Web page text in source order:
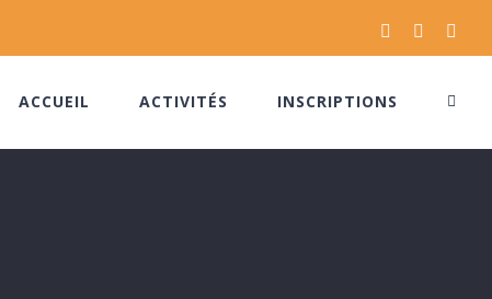
FacebookInstagram
ACCUEIL ACTIVITÉS INSCRIPTIONS